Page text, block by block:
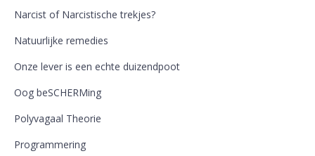
Narcist of Narcistische trekjes?
Natuurlijke remedies
Onze lever is een echte duizendpoot
Oog beSCHERMing
Polyvagaal Theorie
Programmering